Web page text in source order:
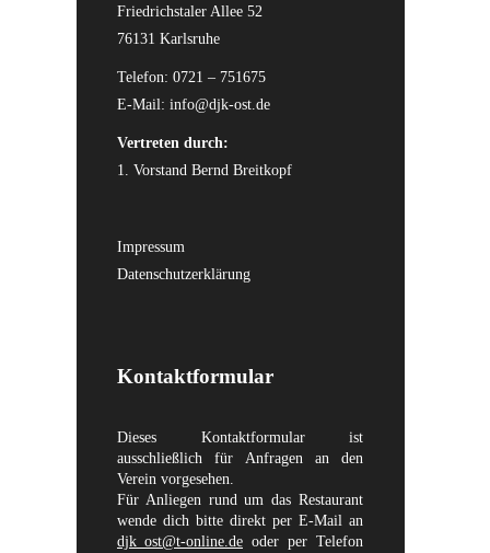
Friedrichstaler Allee 52
76131 Karlsruhe
Telefon: 0721 – 751675
E-Mail: info@djk-ost.de
Vertreten durch:
1. Vorstand Bernd Breitkopf
Impressum
Datenschutzerklärung
Kontaktformular
Dieses Kontaktformular ist
ausschließlich für Anfragen an den
Verein vorgesehen.
Für Anliegen rund um das Restaurant
wende dich bitte direkt per E-Mail an
djk_ost@t-online.de oder per Telefon